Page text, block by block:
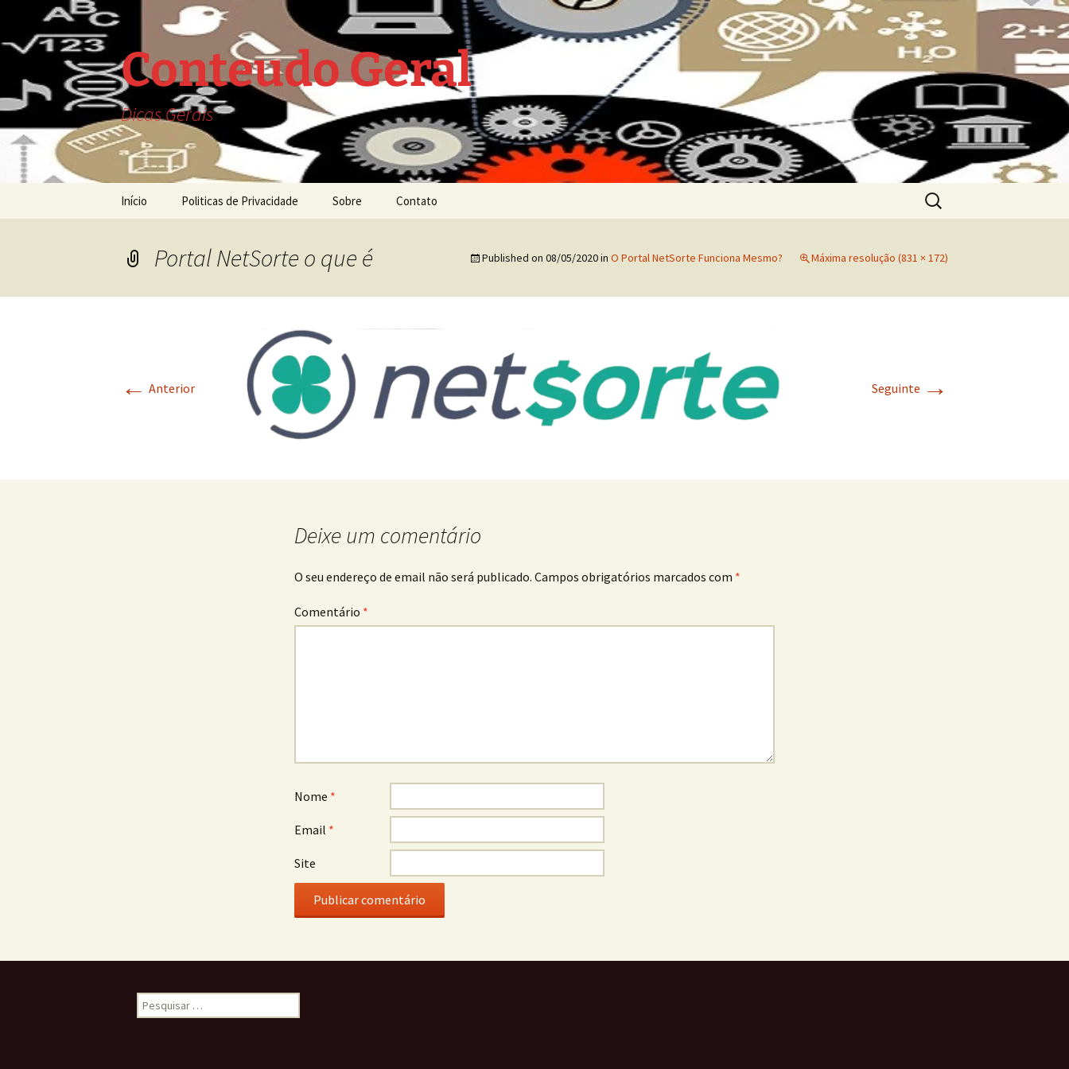
o
Conteudo Geral
Dicas Gerais
Início Politicas de Privacidade Sobre Contato
Pesquisar
por:
Portal NetSorte o que é Published on 08/05/2020in O Portal NetSorte Funciona Mesmo? Máxima resolução (831 × 172)
← Anterior Seguinte →
Deixe um comentário
O seu endereço de email não será publicado. Campos obrigatórios marcados com *
Comentário *
Nome *
Email *
Site
Pesquisar
por: